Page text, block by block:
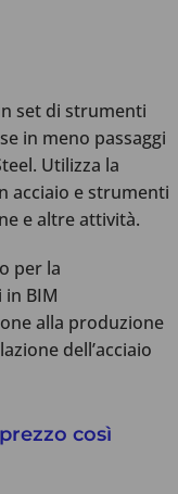
set di strumenti
in meno passaggi
Utilizza la
acciaio e strumenti
e altre attività.
per la
BIM
alla produzione
dell’acciaio
così